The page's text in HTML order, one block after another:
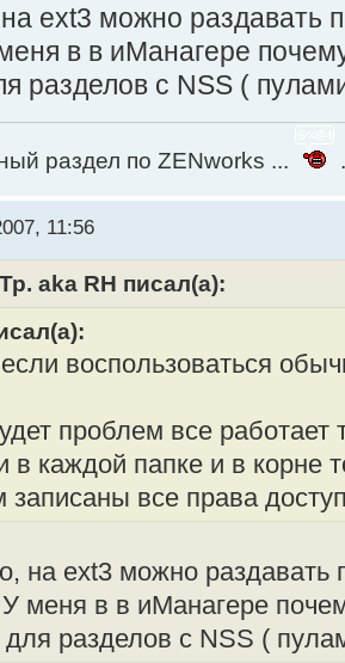
ext3 можно раздавать
в в иМанагере
разделов с NSS (
раздел по ZENworks ...
11:56
aka RH писал(а):
воспользоваться
проблем все работает
в каждой папке и в корне
записаны все права
на ext3 можно раздавать
меня в в иМанагере
разделов с NSS (